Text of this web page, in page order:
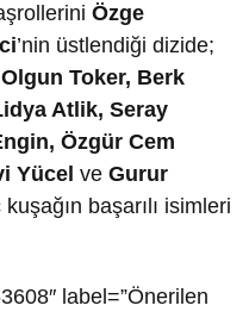
Özge
’nin üstlendiği dizide;
Toker, Berk
Atlik, Seray
Özgür Cem
Yücel ve Gurur
başarılı isimleri
label=”Önerilen